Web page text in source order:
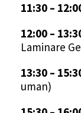
11:30 –
12:00 –
Laminare
13:30 –
uman)